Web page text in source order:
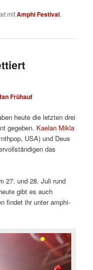
mitAmphi Festival,
Frühauf
heute die letzten drei
gegeben. Kaelan Mikla
USA) und Deus
das
27. und 28. Juli rund
gibt es auch
findet ihr unter amphi-